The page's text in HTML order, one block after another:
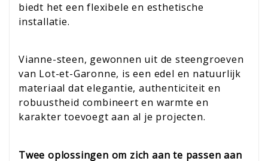
biedt het een flexibele en esthetische
installatie.
Vianne-steen, gewonnen uit de steengroeven
van Lot-et-Garonne, is een edel en natuurlijk
materiaal dat elegantie, authenticiteit en
robuustheid combineert en warmte en
karakter toevoegt aan al je projecten.
Twee oplossingen om zich aan te passen aan